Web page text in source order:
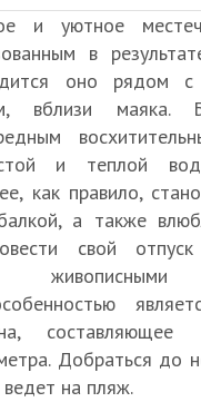
и уютное
в
оно рядом
вблизи маяка.
и теплой
как правило,
а также
свой отпуск
живописными
составляющее
Добраться до
на пляж.